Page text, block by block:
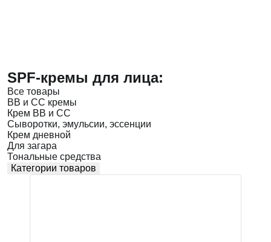
SPF-кремы для лица:
Все товары
BB и CC кремы
Крем BB и СС
Сыворотки, эмульсии, эссенции
Крем дневной
Для загара
Тональные средства
Категории товаров